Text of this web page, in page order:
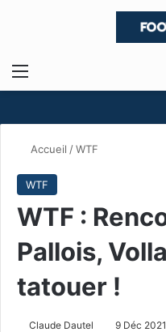
Menu
Accueil /WTF
WTF
WTF :
Pallois,
tatouer !
Claude Dautel 9 Déc